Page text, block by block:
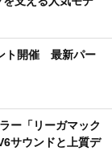
ト開催 最新パー
ー「リーガマック
サウンドと上質デ